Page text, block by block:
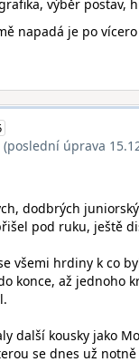
výběr postav,
napadá je po
(poslední úprava
dodbrých
pod ruku, ještě
všemi hrdiny k co
konce, až jednoho
další kousky jako
se dnes už